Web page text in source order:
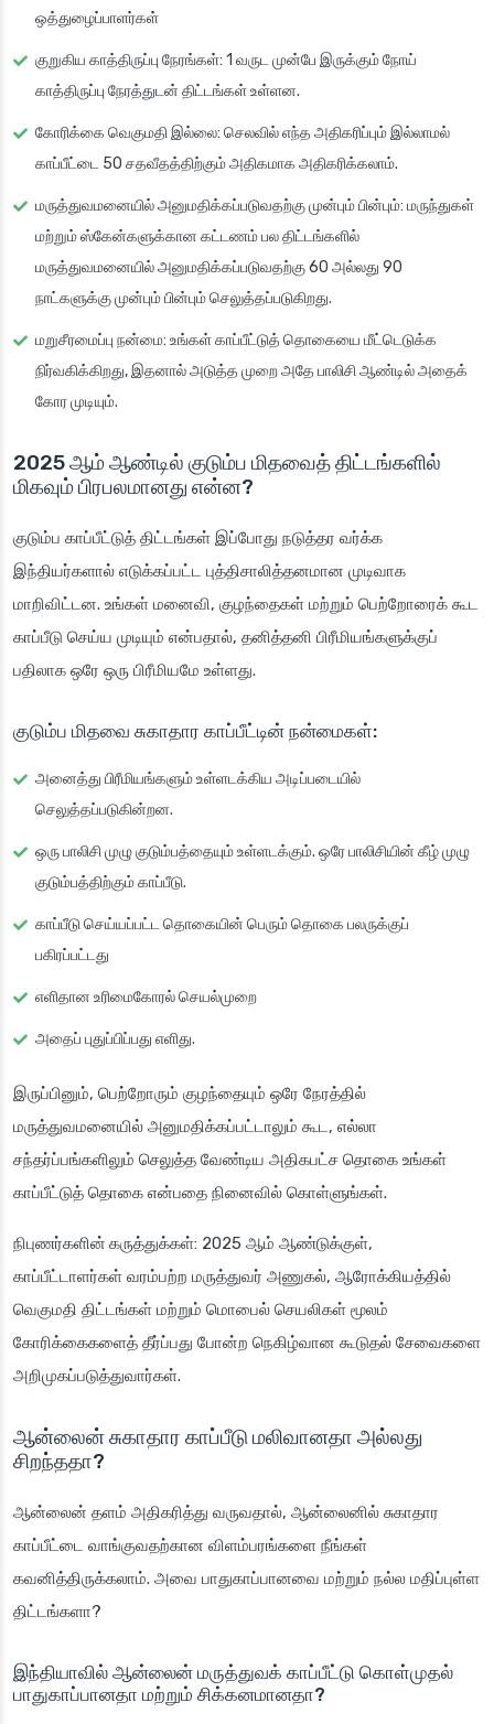
ஒத்துழைப்பாளர்கள்
குறுகிய காத்திருப்பு நேரங்கள்: 1 வருட முன்பே இருக்கும் நோய்
காத்திருப்பு நேரத்துடன் திட்டங்கள் உள்ளன.
கோரிக்கை வெகுமதி இல்லை: செலவில் எந்த அதிகரிப்பும் இல்லாமல்
காப்பீட்டை 50 சதவீதத்திற்கும் அதிகமாக அதிகரிக்கலாம்.
மருத்துவமனையில் அனுமதிக்கப்படுவதற்கு முன்பும் பின்பும்: மருந்துகள்
மற்றும் ஸ்கேன்களுக்கான கட்டணம் பல திட்டங்களில்
மருத்துவமனையில் அனுமதிக்கப்படுவதற்கு 60 அல்லது 90
நாட்களுக்கு முன்பும் பின்பும் செலுத்தப்படுகிறது.
மறுசீரமைப்பு நன்மை: உங்கள் காப்பீட்டுத் தொகையை மீட்டெடுக்க
நிர்வகிக்கிறது, இதனால் அடுத்த முறை அதே பாலிசி ஆண்டில் அதைக்
கோர முடியும்.
2025 ஆம் ஆண்டில் குடும்ப மிதவைத் திட்டங்களில்
மிகவும் பிரபலமானது என்ன?
குடும்ப காப்பீட்டுத் திட்டங்கள் இப்போது நடுத்தர வர்க்க
இந்தியர்களால் எடுக்கப்பட்ட புத்திசாலித்தனமான முடிவாக
மாறிவிட்டன. உங்கள் மனைவி, குழந்தைகள் மற்றும் பெற்றோரைக் கூட
காப்பீடு செய்ய முடியும் என்பதால், தனித்தனி பிரீமியங்களுக்குப்
பதிலாக ஒரே ஒரு பிரீமியமே உள்ளது.
குடும்ப மிதவை சுகாதார காப்பீட்டின் நன்மைகள்:
அனைத்து பிரீமியங்களும் உள்ளடக்கிய அடிப்படையில்
செலுத்தப்படுகின்றன.
ஒரு பாலிசி முழு குடும்பத்தையும் உள்ளடக்கும். ஒரே பாலிசியின் கீழ் முழு
குடும்பத்திற்கும் காப்பீடு.
காப்பீடு செய்யப்பட்ட தொகையின் பெரும் தொகை பலருக்குப்
பகிரப்பட்டது
எளிதான உரிமைகோரல் செயல்முறை
அதைப் புதுப்பிப்பது எளிது.
இருப்பினும், பெற்றோரும் குழந்தையும் ஒரே நேரத்தில்
மருத்துவமனையில் அனுமதிக்கப்பட்டாலும் கூட, எல்லா
சந்தர்ப்பங்களிலும் செலுத்த வேண்டிய அதிகபட்ச தொகை உங்கள்
காப்பீட்டுத் தொகை என்பதை நினைவில் கொள்ளுங்கள்.
நிபுணர்களின் கருத்துக்கள்: 2025 ஆம் ஆண்டுக்குள்,
காப்பீட்டாளர்கள் வரம்பற்ற மருத்துவர் அணுகல், ஆரோக்கியத்தில்
வெகுமதி திட்டங்கள் மற்றும் மொபைல் செயலிகள் மூலம்
கோரிக்கைகளைத் தீர்ப்பது போன்ற நெகிழ்வான கூடுதல் சேவைகளை
அறிமுகப்படுத்துவார்கள்.
ஆன்லைன் சுகாதார காப்பீடு மலிவானதா அல்லது
சிறந்ததா?
ஆன்லைன் தளம் அதிகரித்து வருவதால், ஆன்லைனில் சுகாதார
காப்பீட்டை வாங்குவதற்கான விளம்பரங்களை நீங்கள்
கவனித்திருக்கலாம். அவை பாதுகாப்பானவை மற்றும் நல்ல மதிப்புள்ள
திட்டங்களா?
இந்தியாவில் ஆன்லைன் மருத்துவக் காப்பீட்டு கொள்முதல்
பாதுகாப்பானதா மற்றும் சிக்கனமானதா?